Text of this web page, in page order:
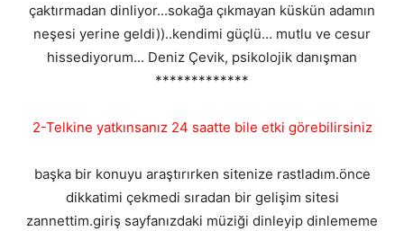
çaktırmadan dinliyor...sokağa çıkmayan küskün adamın
neşesi yerine geldi))..kendimi güçlü... mutlu ve cesur
hissediyorum... Deniz Çevik, psikolojik danışman
*************
2-Telkine yatkınsanız 24 saatte bile etki görebilirsiniz
başka bir konuyu araştırırken sitenize rastladım.önce
dikkatimi çekmedi sıradan bir gelişim sitesi
zannettim.giriş sayfanızdaki müziği dinleyip dinlememe